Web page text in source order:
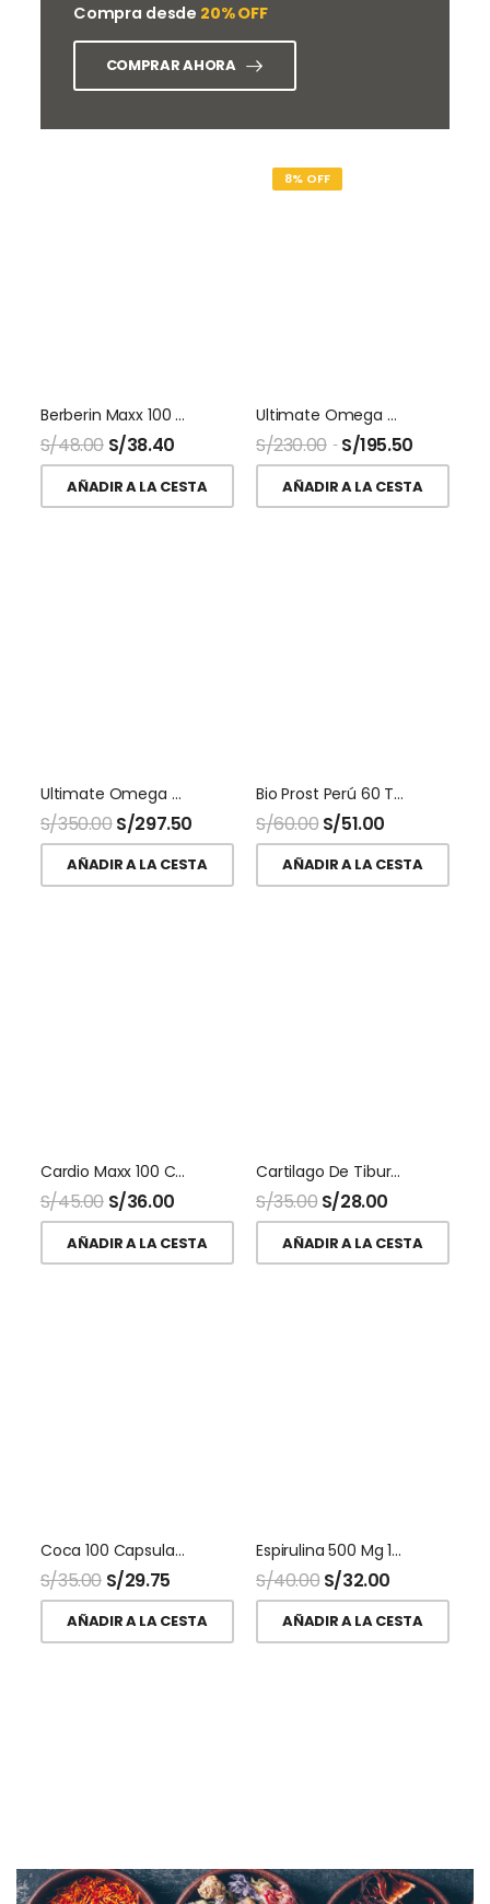
Compra desde 20% OFF
COMPRAR AHORA
Berberin Maxx 100 Capsulas Naturalmaxx
S/48.00 S/38.40
AÑADIR A LA CESTA
8% OFF
Ultimate Omega + CoQ10 60 Softgel Nordic Naturals
S/230.00 S/195.50
AÑADIR A LA CESTA
Ultimate Omega D3 120 Softgel Nordic Naturals
S/350.00S/297.50
AÑADIR A LA CESTA
Bio Prost Perú 60 Tabletas Inpra
S/60.00 S/51.00
AÑADIR A LA CESTA
Cardio Maxx 100 Capsulas Naturalmaxx
S/45.00 S/36.00
AÑADIR A LA CESTA
Cartilago De Tiburon 500 Mg 100 Capsulas Naturalmaxx
S/35.00 S/28.00
AÑADIR A LA CESTA
Coca 100 Capsulas Naturalmaxx
S/35.00 S/29.75
AÑADIR A LA CESTA
Espirulina 500 Mg 100 Capsulas Naturalmaxx
S/40.00 S/32.00
AÑADIR A LA CESTA